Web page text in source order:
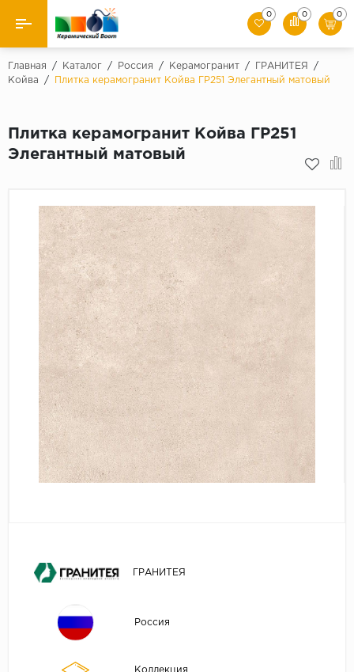
Назад
Керамическая плитка
Мозаики
Искусственный камень
Клинкер
0 0 0
Главная / Каталог / Россия / Керамогранит / ГРАНИТЕЯ
/
Койва
/ Плитка керамогранит Койва ГР251 Элегантный матовый
Плитка керамогранит Койва ГР251
Элегантный матовый
ГРАНИТЕЯ
Россия
Коллекция